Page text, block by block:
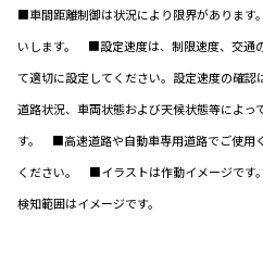
■車間距離制御は状況により限界があります
いします。 ■設定速度は、制限速度、交通
て適切に設定してください。設定速度の確
道路状況、車両状態および天候状態等によっ
す。 ■高速道路や自動車専用道路でご使用
ください。 ■イラストは作動イメージで
検知範囲はイメージです。